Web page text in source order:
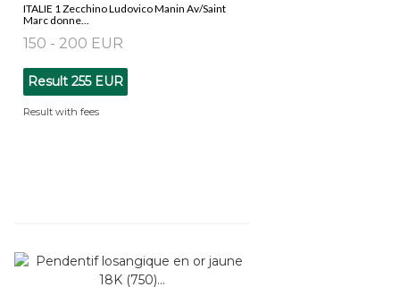
ITALIE 1 Zecchino Ludovico Manin Av/Saint
Marc donne...
150 - 200 EUR
Result 255 EUR
Result with fees